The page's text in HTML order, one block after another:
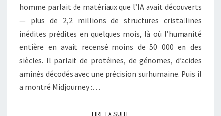
LIBÉRÉE
homme parlait de matériaux que l’IA avait découverts
— plus de 2,2 millions de structures cristallines
inédites prédites en quelques mois, là où l’humanité
entière en avait recensé moins de 50 000 en des
siècles. Il parlait de protéines, de génomes, d’acides
aminés décodés avec une précision surhumaine. Puis il
a montré Midjourney :…
LIRE LA SUITELIRE LA SUITE